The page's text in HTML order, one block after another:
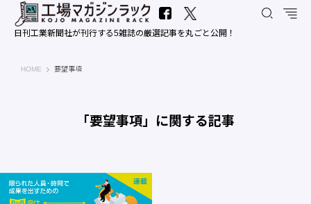
日刊工業新聞社が刊行する5雑誌の厳選記事を丸ごと公開！
HOME 工場マガジンラック｜日刊工業新聞社
要望事項
「要望事項」に関する記事